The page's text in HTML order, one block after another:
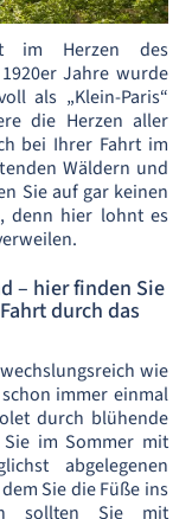
im Herzen des
Jahre wurde
als „Klein-Paris“
die Herzen aller
bei Ihrer Fahrt im
Wäldern und
Sie auf gar keinen
denn hier lohnt es
– hier finden Sie
durch das
wie
immer einmal
durch blühende
im Sommer mit
abgelegenen
Sie die Füße ins
sollten Sie mit